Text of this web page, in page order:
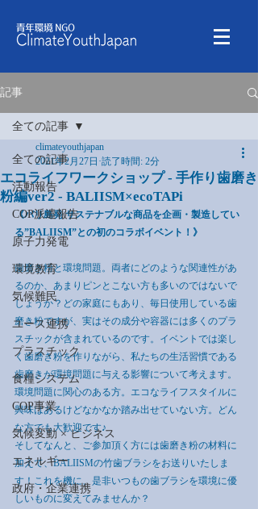
記事
全ての記事
活動報告
COP派遣報告
原子力発電
環境教育
気候難民
ユース連携
プラスチック
食糧システム
COP事業
気候変動 × ビジネス
エネルギー
政府・企業連携
全ての記事
エコライフワークショップ - 手作り歯磨き
粉編ver2 - BALIISM×ecoTAPi
climateyouthjapan
2021年2月27日 読了時間: 2分
《バリ島発 サステナブルな商品を企画・製造してい
る”BALIISM”との初のコラボイベント！》
歯磨き粉と環境問題。両者にどのような関連性があ
るのか、あまりピンとこない方も多いのではないで
しょうか？どの家庭にもあり、毎日使用している歯
磨き粉ですが、実はその成分や容器には多くのプラ
スチックが含まれているのです。イベントでは楽し
く歯磨き粉を作りながら、私たちの生活習慣である
歯磨きが環境問題に与える影響について考えます。
環境問題に関心のある方。エコなライフスタイルに
興味はあるけどなかなか踏み出せていない方。どん
な方でも大歓迎です♪
そしてなんと、ご参加頂く方には歯磨き粉の材料に
加えて、BALIISMの竹歯ブラシをお送りいたしま
す！これを機に、是非いつもの歯ブラシを環境に優
しいものに変えてみませんか？